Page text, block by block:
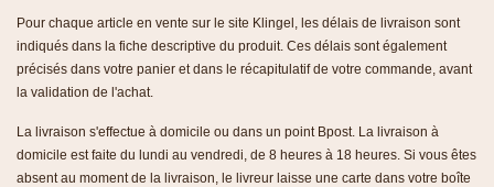
Pour chaque article en vente sur le site Klingel, les délais de livraison sont
indiqués dans la fiche descriptive du produit. Ces délais sont également
précisés dans votre panier et dans le récapitulatif de votre commande, avant
la validation de l'achat.
La livraison s'effectue à domicile ou dans un point Bpost. La livraison à
domicile est faite du lundi au vendredi, de 8 heures à 18 heures. Si vous êtes
absent au moment de la livraison, le livreur laisse une carte dans votre boîte